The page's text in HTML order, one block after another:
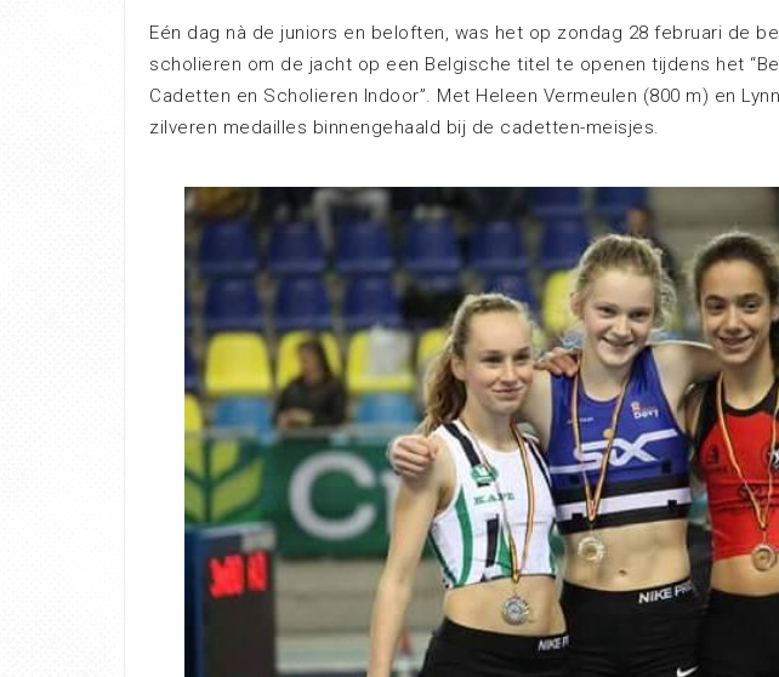
Eén dag nà de juniors en beloften, was het op zondag 28 februari de
scholieren om de jacht op een Belgische titel te openen tijdens het
Cadetten en Scholieren Indoor”. Met Heleen Vermeulen (800 m) en
zilveren medailles binnengehaald bij de cadetten-meisjes.